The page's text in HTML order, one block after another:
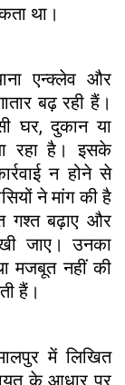
था।
एन्क्लेव और
बढ़ रही हैं।
घर, दुकान या
रहा है। इसके
न होने से
ने मांग की है
गश्त बढ़ाए और
जाए। उनका
मजबूत नहीं की
हैं।
में लिखित
के आधार पर